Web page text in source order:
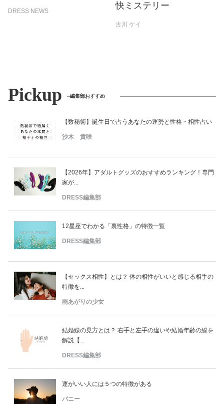
DRESS NEWS
快ミステリー
古川 ケイ
Pickup 編集部おすすめ
【数秘術】誕生日で占うあなたの運勢と性格・相性占い
沙木 貴咲
【2026年】アダルトグッズのおすすめランキング！専門
家が...
DRESS編集部
12星座でわかる「裏性格」の特徴一覧
DRESS編集部
【セックス相性】とは？ 体の相性がいいと感じる相手の
特徴を...
雨あがりの少女
結婚線の見方とは？ 右手と左手の違いや結婚年齢の線を
解説【...
DRESS編集部
運がいい人には５つの特徴がある
バニー